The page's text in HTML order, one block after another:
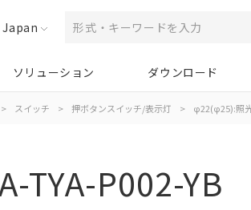
Japan
ソリューション ダウンロード
> スイッチ > 押ボタンスイッチ/表示灯 > φ22(φ25):照
TYA-P002-YB